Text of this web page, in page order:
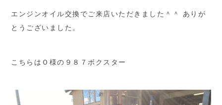
エンジンオイル交換でご来店いただきました＾＾ ありが
とうございました。
こちらはＯ様の９８７ボクスター